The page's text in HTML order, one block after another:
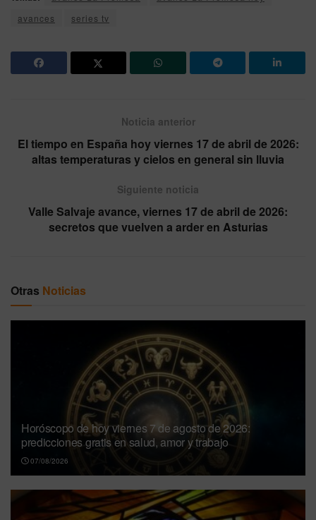
avances
series tv
Noticia anterior
El tiempo en España hoy viernes 17 de abril de 2026:
altas temperaturas y cielos en general sin lluvia
Siguiente noticia
Valle Salvaje avance, viernes 17 de abril de 2026:
secretos que vuelven a arder en Asturias
Otras Noticias
Horóscopo de hoy viernes 7 de agosto de 2026:
predicciones gratis en salud, amor y trabajo
07/08/2026